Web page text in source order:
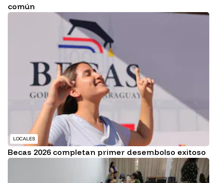
común
LOCALES
Becas 2026 completan primer desembolso exitoso